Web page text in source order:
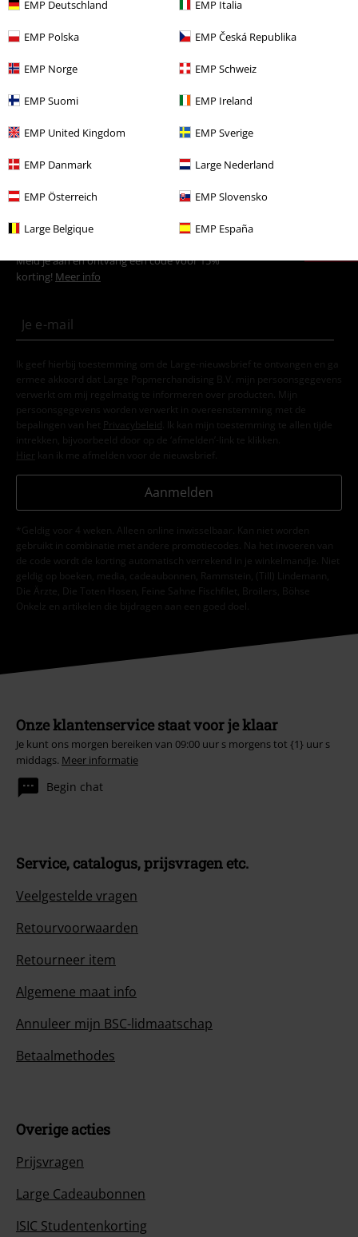
EMP Deutschland EMP Italia
EMP Polska EMP Česká Republika
EMP Norge EMP Schweiz
EMP Suomi EMP Ireland
EMP United Kingdom EMP Sverige
EMP Danmark Large Nederland
EMP Österreich EMP Slovensko
Large Belgique EMP España
Meer categorieën. Meer opties.
Sale % Kleding Stoffen broeken
Sale % Broeken
Stijlen Streetwear Streetwear mannen
Nieuw Kleding Broeken en korte broeken
Mannen Kleding Stoffen broeken
Meld je aan en ontvang een code voor 15%
korting! Meer info
Ik geef hierbij toestemming om de Large-nieuwsbrief te ontvangen en ga
ermee akkoord dat Large Popmerchandising B.V. mijn persoonsgegevens
verwerkt om mij regelmatig te informeren over producten. Mijn
persoonsgegevens worden verwerkt in overeenstemming met de
bepalingen van het
Privacybeleid . Ik kan mijn toestemming te allen tijde
intrekken, bijvoorbeeld door op de ‘afmelden’-link te klikken.
Hier kan ik me afmelden voor de nieuwsbrief.
Aanmelden
*Geldig voor 4 weken. Alleen online inwisselbaar. Kan niet worden
gebruikt in combinatie met andere promotiecodes. Na het invoeren van
de code wordt de korting automatisch verrekend in je winkelmandje. Niet
geldig op boeken, media, cadeaubonnen, Rammstein, (Till) Lindemann,
Die Ärzte, Die Toten Hosen, Feine Sahne Fischfilet, Broilers, Böhse
Onkelz en artikelen die bijdragen aan een goed doel.
Onze klantenservice staat voor je klaar
Je kunt ons morgen bereiken van 09:00 uur s morgens tot {1} uur s
middags. Meer informatie
Begin chat
Service, catalogus, prijsvragen etc.
Veelgestelde vragen
Retourvoorwaarden
Retourneer item
Algemene maat info
Annuleer mijn BSC-lidmaatschap
Betaalmethodes
Overige acties
Prijsvragen
Large Cadeaubonnen
ISIC Studentenkorting